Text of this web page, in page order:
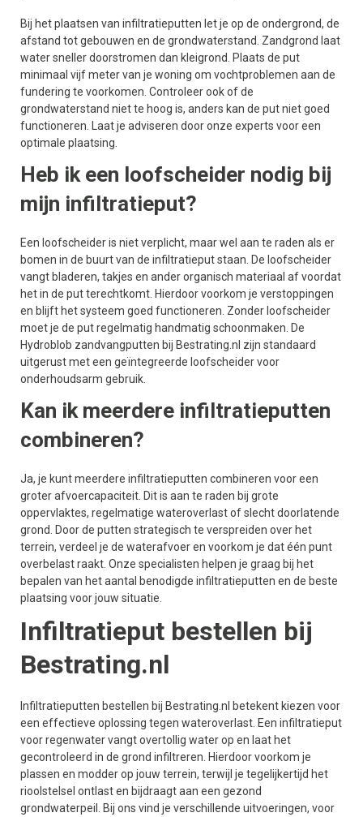
Bij het plaatsen van infiltratieputten let je op de ondergrond, de
afstand tot gebouwen en de grondwaterstand. Zandgrond laat
water sneller doorstromen dan kleigrond. Plaats de put
minimaal vijf meter van je woning om vochtproblemen aan de
fundering te voorkomen. Controleer ook of de
grondwaterstand niet te hoog is, anders kan de put niet goed
functioneren. Laat je adviseren door onze experts voor een
optimale plaatsing.
Heb ik een loofscheider nodig bij
mijn infiltratieput?
Een loofscheider is niet verplicht, maar wel aan te raden als er
bomen in de buurt van de infiltratieput staan. De loofscheider
vangt bladeren, takjes en ander organisch materiaal af voordat
het in de put terechtkomt. Hierdoor voorkom je verstoppingen
en blijft het systeem goed functioneren. Zonder loofscheider
moet je de put regelmatig handmatig schoonmaken. De
Hydroblob zandvangputten bij Bestrating.nl zijn standaard
uitgerust met een geïntegreerde loofscheider voor
onderhoudsarm gebruik.
Kan ik meerdere infiltratieputten
combineren?
Ja, je kunt meerdere infiltratieputten combineren voor een
groter afvoercapaciteit. Dit is aan te raden bij grote
oppervlaktes, regelmatige wateroverlast of slecht doorlatende
grond. Door de putten strategisch te verspreiden over het
terrein, verdeel je de waterafvoer en voorkom je dat één punt
overbelast raakt. Onze specialisten helpen je graag bij het
bepalen van het aantal benodigde infiltratieputten en de beste
plaatsing voor jouw situatie.
Infiltratieput bestellen bij
Bestrating.nl
Infiltratieputten bestellen bij Bestrating.nl betekent kiezen voor
een effectieve oplossing tegen wateroverlast. Een infiltratieput
voor regenwater vangt overtollig water op en laat het
gecontroleerd in de grond infiltreren. Hierdoor voorkom je
plassen en modder op jouw terrein, terwijl je tegelijkertijd het
rioolstelsel ontlast en bijdraagt aan een gezond
grondwaterpeil. Bij ons vind je verschillende uitvoeringen, voor